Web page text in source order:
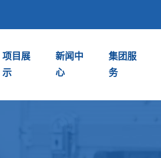
项目展
示
新闻中
心
集团服
务